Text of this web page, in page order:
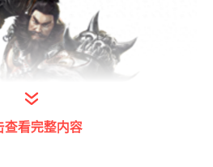
查看完整内容